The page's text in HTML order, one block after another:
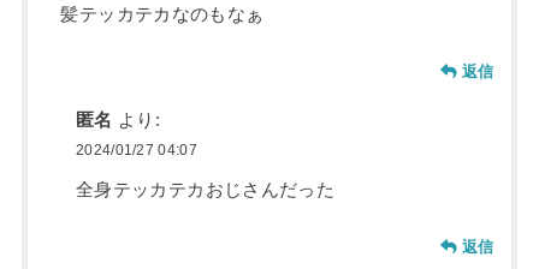
髪テッカテカなのもなぁ
返信
匿名 より:
2024/01/27 04:07
全身テッカテカおじさんだった
返信